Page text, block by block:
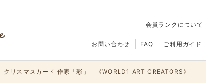
会員ランクについて
ご利用ガイド
FAQ
お問い合わせ
クリスマスカード 作家「彩」 《WORLD1 ART CREATORS》